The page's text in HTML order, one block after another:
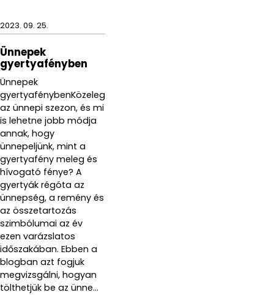
2023. 09. 25.
Ünnepek
gyertyafényben
Ünnepek
gyertyafénybenKözeleg
az ünnepi szezon, és mi
is lehetne jobb módja
annak, hogy
ünnepeljünk, mint a
gyertyafény meleg és
hívogató fénye? A
gyertyák régóta az
ünnepség, a remény és
az összetartozás
szimbólumai az év
ezen varázslatos
időszakában. Ebben a
blogban azt fogjuk
megvizsgálni, hogyan
tölthetjük be az ünne...